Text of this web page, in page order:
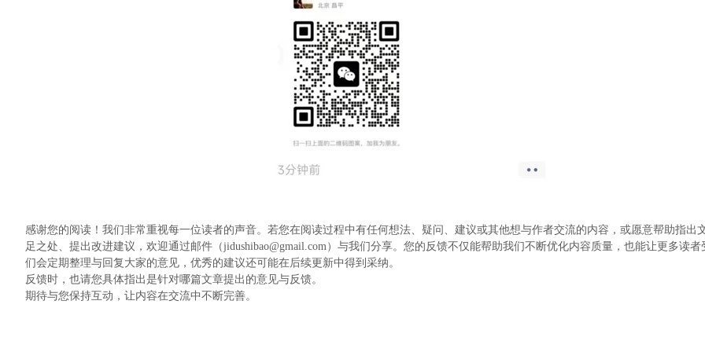
感谢您的阅读！我们非常重视每一位读者的声音。若您在阅读过程中有任何想法、疑问、建议或其他想与作者交流的内容，或愿意帮助指出
足之处、提出改进建议，欢迎通过邮件（jidushibao@gmail.com）与我们分享。您的反馈不仅能帮助我们不断优化内容质量，也能让更多读者
们会定期整理与回复大家的意见，优秀的建议还可能在后续更新中得到采纳。
反馈时，也请您具体指出是针对哪篇文章提出的意见与反馈。
期待与您保持互动，让内容在交流中不断完善。